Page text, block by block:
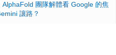
團隊解體看 Google 的焦
讓路？